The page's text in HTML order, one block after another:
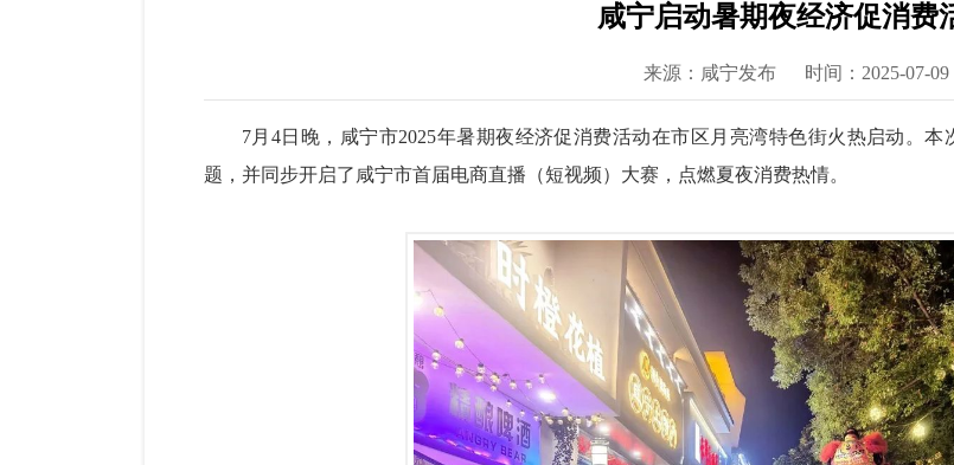
咸宁启动暑期夜经济促消费
来源：咸宁发布 时间：2025-07-09
7月4日晚，咸宁市2025年暑期夜经济促消费活动在市区月亮湾特色街火热启动。本
题，并同步开启了咸宁市首届电商直播（短视频）大赛，点燃夏夜消费热情。